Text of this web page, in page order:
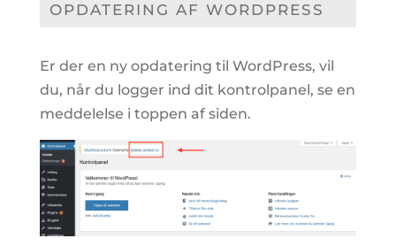
OPDATERING AF WORDPRESS
Er der en ny opdatering til WordPress, vil
du, når du logger ind dit kontrolpanel, se en
meddelelse i toppen af siden.